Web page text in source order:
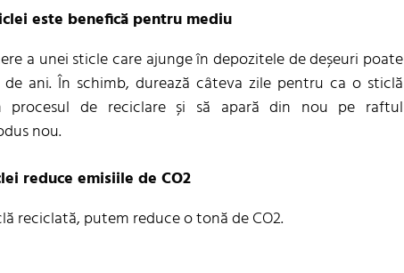
este benefică pentru mediu
a unei sticle care ajunge în depozitele de deșeuri poate
ani. În schimb, durează câteva zile pentru ca o sticlă
procesul de reciclare și să apară din nou pe raftul
nou.
reduce emisiile de CO2
reciclată, putem reduce o tonă de CO2.